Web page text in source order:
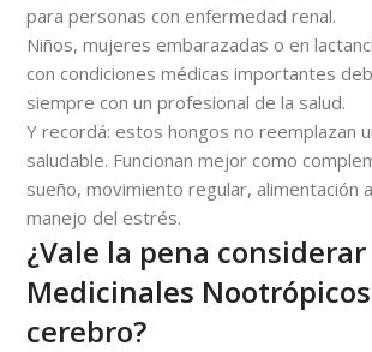
para personas con enfermedad renal.
Niños, mujeres embarazadas o en
con condiciones médicas importantes
siempre con un profesional de la salud.
Y recordá: estos hongos no reemplazan
saludable. Funcionan mejor como
sueño, movimiento regular, alimentación
manejo del estrés.
¿Vale la pena
Medicinales
cerebro?